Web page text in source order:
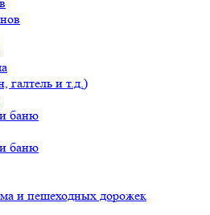
галтель и т.д.)
баню
баню
и пешеходных дорожек